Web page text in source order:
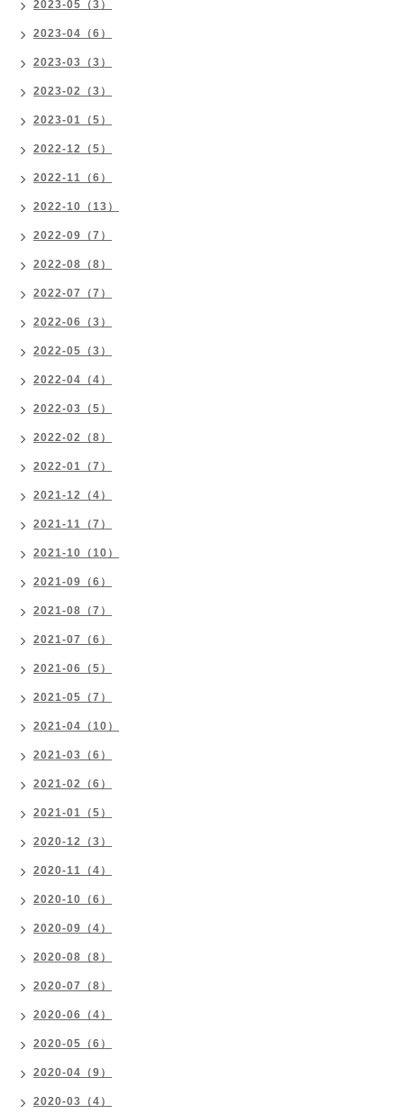
2023-05（3）
2023-04（6）
2023-03（3）
2023-02（3）
2023-01（5）
2022-12（5）
2022-11（6）
2022-10（13）
2022-09（7）
2022-08（8）
2022-07（7）
2022-06（3）
2022-05（3）
2022-04（4）
2022-03（5）
2022-02（8）
2022-01（7）
2021-12（4）
2021-11（7）
2021-10（10）
2021-09（6）
2021-08（7）
2021-07（6）
2021-06（5）
2021-05（7）
2021-04（10）
2021-03（6）
2021-02（6）
2021-01（5）
2020-12（3）
2020-11（4）
2020-10（6）
2020-09（4）
2020-08（8）
2020-07（8）
2020-06（4）
2020-05（6）
2020-04（9）
2020-03（4）